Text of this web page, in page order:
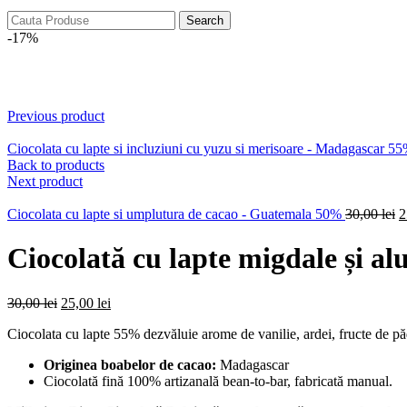
Search
-17%
Previous product
Ciocolata cu lapte si incluziuni cu yuzu si merisoare - Madagascar
Back to products
Next product
Ciocolata cu lapte si umplutura de cacao - Guatemala 50% 30,00lei
Ciocolată cu lapte migdale și
30,00lei Original
was:
25,00 lei
is:
Ciocolata cu lapte 55% dezvăluie arome de vanilie, ardei, fructe de
Originea boabelor de cacao: Madagascar
Ciocolată fină 100% artizanală bean-to-bar, fabricată manual.